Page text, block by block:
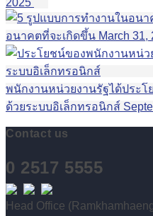
2025
อนาคตที่จะเกิดขึ้น March 31,
พนักงานหน่วยงานรัฐได้ประ
ด้วยระบบอิเล็กทรอนิกส์
Contact us
0 2517 5555
Head Office